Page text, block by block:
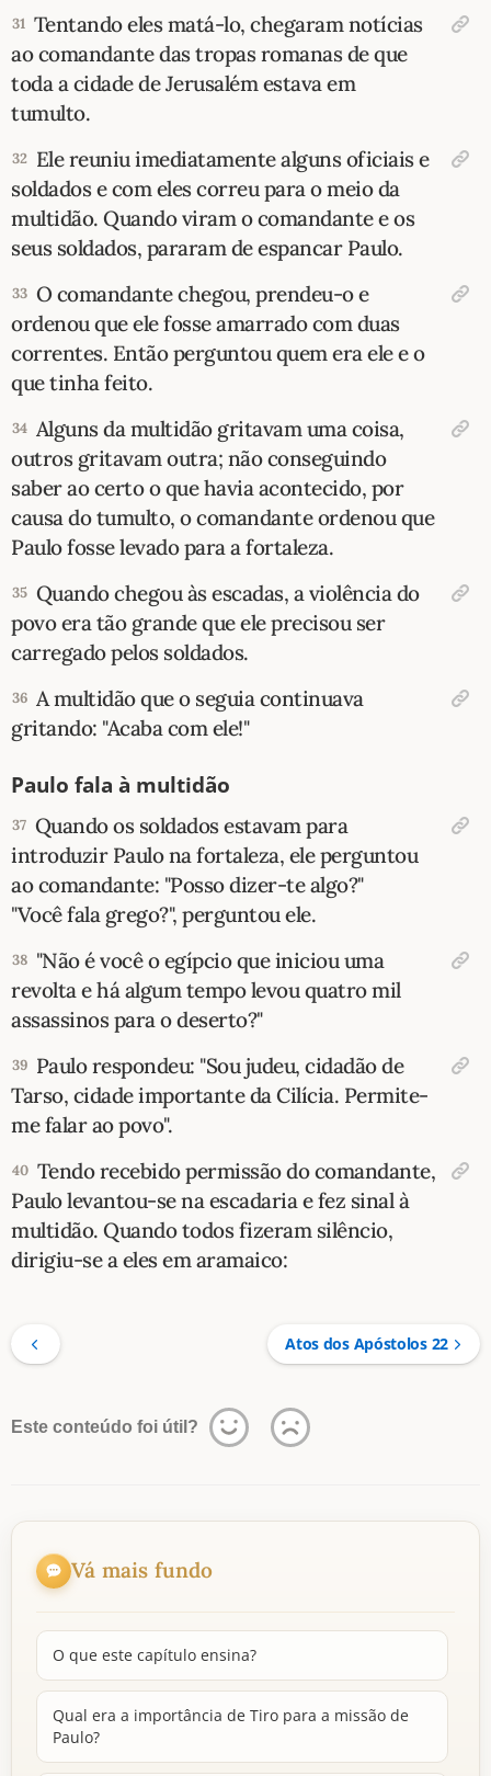
31 Tentando eles matá-lo, chegaram notícias
ao comandante das tropas romanas de que
toda a cidade de Jerusalém estava em
tumulto.
32 Ele reuniu imediatamente alguns oficiais e
soldados e com eles correu para o meio da
multidão. Quando viram o comandante e os
seus soldados, pararam de espancar Paulo.
33 O comandante chegou, prendeu-o e
ordenou que ele fosse amarrado com duas
correntes. Então perguntou quem era ele e o
que tinha feito.
34 Alguns da multidão gritavam uma coisa,
outros gritavam outra; não conseguindo
saber ao certo o que havia acontecido, por
causa do tumulto, o comandante ordenou que
Paulo fosse levado para a fortaleza.
35 Quando chegou às escadas, a violência do
povo era tão grande que ele precisou ser
carregado pelos soldados.
36 A multidão que o seguia continuava
gritando: "Acaba com ele!"
Paulo fala à multidão
37 Quando os soldados estavam para
introduzir Paulo na fortaleza, ele perguntou
ao comandante: "Posso dizer-te algo?"
"Você fala grego?", perguntou ele.
38 "Não é você o egípcio que iniciou uma
revolta e há algum tempo levou quatro mil
assassinos para o deserto?"
39 Paulo respondeu: "Sou judeu, cidadão de
Tarso, cidade importante da Cilícia. Permite-
me falar ao povo".
40 Tendo recebido permissão do comandante,
Paulo levantou-se na escadaria e fez sinal à
multidão. Quando todos fizeram silêncio,
dirigiu-se a eles em aramaico:
Atos dos Apóstolos 22
Este conteúdo foi útil?
Vá mais fundo
O que este capítulo ensina?
Qual era a importância de Tiro para a missão de
Paulo?